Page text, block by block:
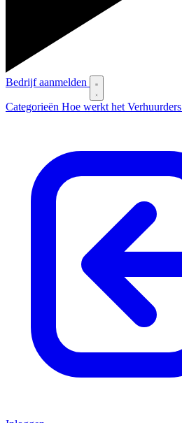
Bedrijf aanmelden
Categorieën Hoe werkt het Verhuurders